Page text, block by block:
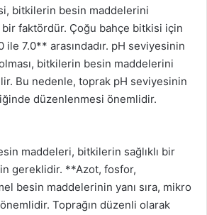
bitkilerin besin maddelerini
faktördür. Çoğu bahçe bitkisi için
ile 7.0** arasındadır. pH seviyesinin
bitkilerin besin maddelerini
Bu nedenle, toprak pH seviyesinin
düzenlenmesi önemlidir.
maddeleri, bitkilerin sağlıklı bir
gereklidir. **Azot, fosfor,
besin maddelerinin yanı sıra, mikro
Toprağın düzenli olarak